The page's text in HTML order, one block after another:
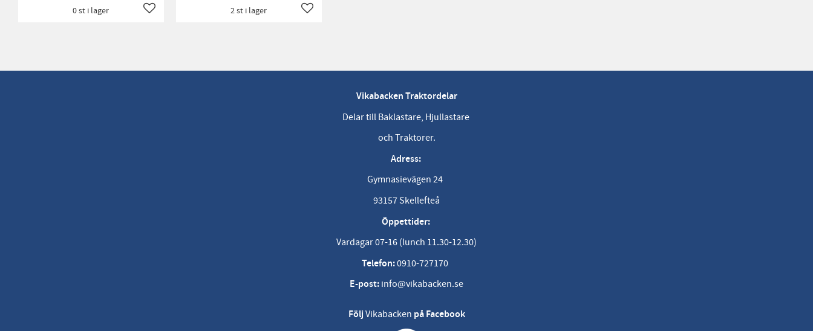
Lägg till i favoriter
0 st i lager Lägg till i favoriter
2 st i lager
Vikabacken Traktordelar
Delar till Baklastare, Hjullastare
och Traktorer.
Adress:
Gymnasievägen 24
93157 Skellefteå
Öppettider:
Vardagar 07-16 (lunch 11.30-12.30)
Telefon:0910-727170
E-post: info@vikabacken.se
FöljVikabacken på Facebook